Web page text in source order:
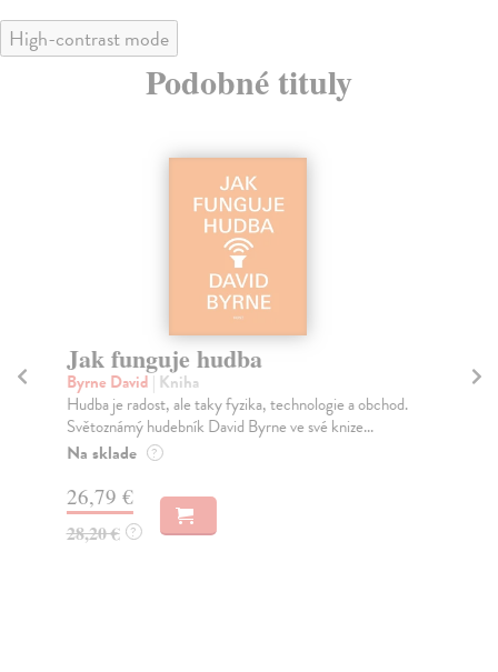
High-contrast mode
Podobné tituly
Jak funguje hudba
Byrne David | Kniha
Hudba je radost, ale taky fyzika, technologie a obchod.
Světoznámý hudebník David Byrne ve své knize...
Na sklade ?
26,79 €
28,20 € ?